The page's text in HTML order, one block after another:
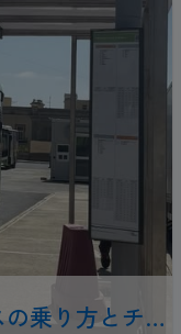
の乗り方とチ